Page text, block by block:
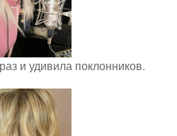
и удивила поклонников.